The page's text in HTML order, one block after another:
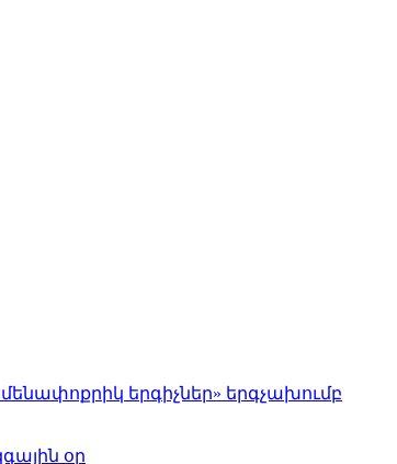
երգիչներ» երգչախումբ
օր